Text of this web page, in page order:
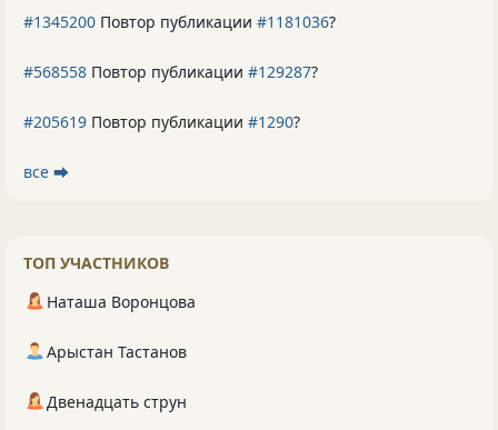
#1345200 Повтор публикации #1181036?
#568558 Повтор публикации #129287?
#205619 Повтор публикации #1290?
все ⮕
ТОП УЧАСТНИКОВ
Наташа Воронцова
Арыстан Тастанов
Двенадцать струн